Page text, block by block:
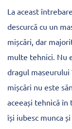
La aceast
descurcă cu un
mișcări, dar
multe tehnici. Nu
dragul maseurului
mișcări nu este
aceeași tehnică
își iubesc munca